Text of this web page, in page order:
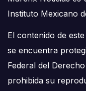
Instituto Mexicano
El contenido de
se encuentra
Federal del
prohibida su